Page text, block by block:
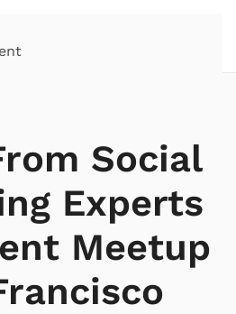
Social
Experts
Meetup